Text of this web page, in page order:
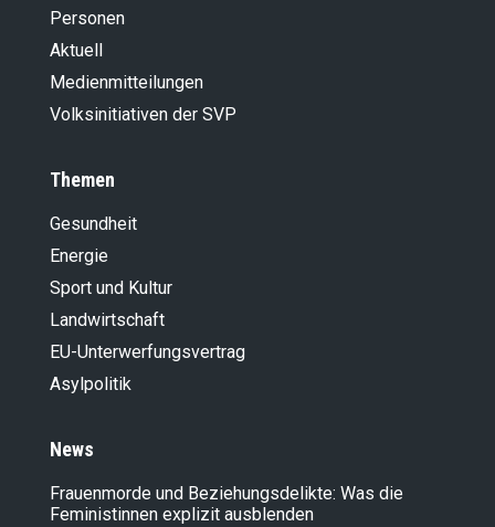
Personen
Aktuell
Medienmitteilungen
Volksinitiativen der SVP
Themen
Gesundheit
Energie
Sport und Kultur
Landwirt­schaft
EU-Unterwerfungsvertrag
Asylpolitik
News
Frauenmorde und Beziehungsdelikte: Was die
Feministinnen explizit ausblenden